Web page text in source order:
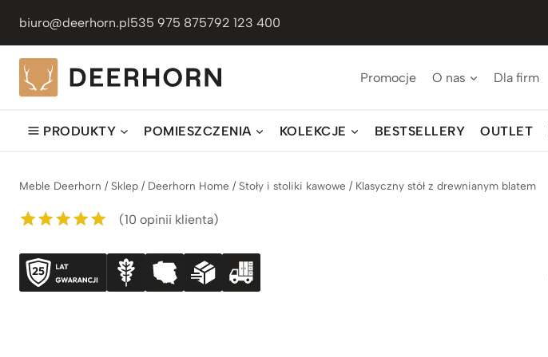
treści
biuro@deerhorn.pl535 975 875792 123 400
Promocje O nas Dla firm
PRODUKTY POMIESZCZENIA KOLEKCJE BESTSELLERY OUTLET
Meble Deerhorn / Sklep / Deerhorn Home / Stoły i stoliki kawowe / Klasyczny stół z drewnianym blatem
5.00na 5 na
podstawie
ocen
(10 opinii klienta)